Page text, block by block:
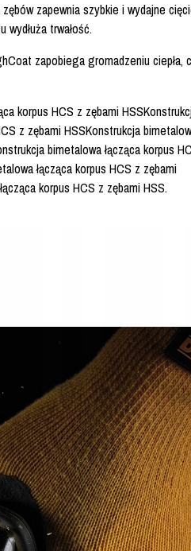
zapewnia szybkie i wydajne
wydłuża trwałość.
zapobiega gromadzeniu ciepła,
korpus HCS z zębami
z zębami HSSKonstrukcja
bimetalowa łącząca korpus
łącząca korpus HCS z zębami
korpus HCS z zębami HSS.